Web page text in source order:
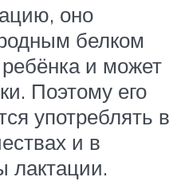
оно
белком
и может
Поэтому его
употреблять в
и в
лактации.